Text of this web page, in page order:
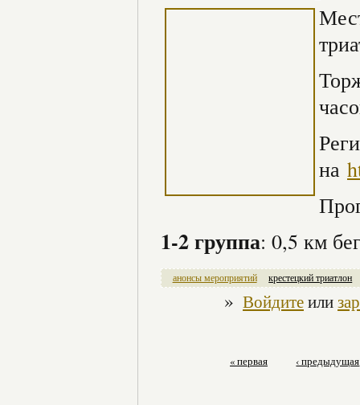
на
1-2 группа: 0,5 км
анонсы мероприятий крестецкий триатлон
» Войдитеили
« первая ‹ предыдущая